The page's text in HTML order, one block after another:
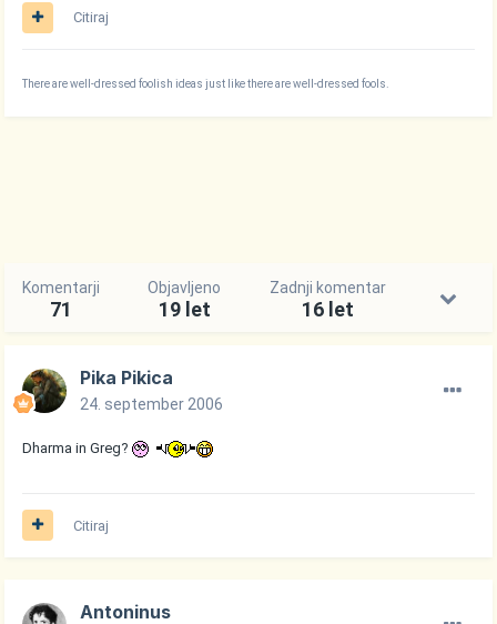
Citiraj
There are well-dressed foolish ideas just like there are well-dressed fools.
Komentarji
71
Objavljeno
19 let
Zadnji komentar
16 let
Pika Pikica
24. september 2006
Dharma in Greg?
Citiraj
Antoninus